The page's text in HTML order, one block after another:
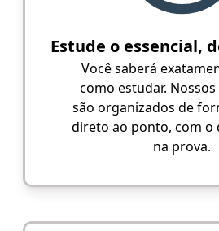
Estude o essencial,
Você saberá
como estudar.
são organizados de
direto ao ponto, com o
na prova.